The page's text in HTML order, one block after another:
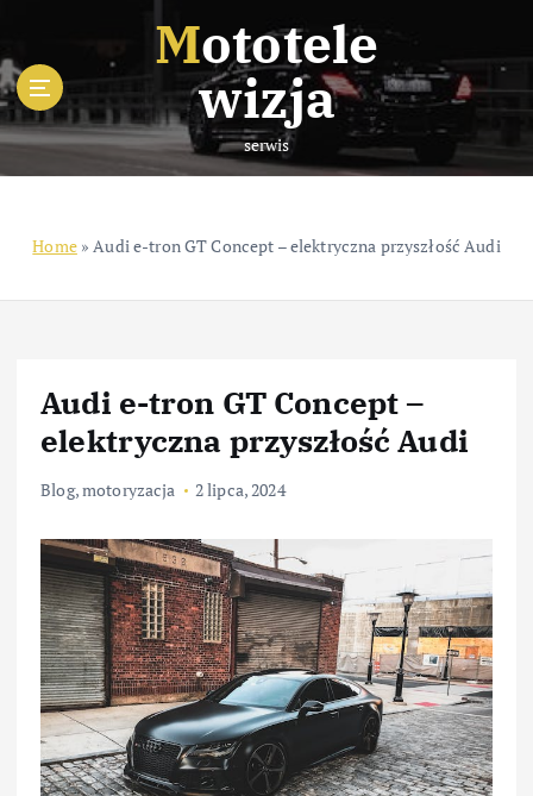
i
p
t
o
c
Mototele
wizja
serwis
Home»Audi e-tron GT Concept – elektryczna przyszłość Audi
Audi e-tron GT Concept –
elektryczna przyszłość Audi
Blog,motoryzacja 2 lipca, 2024